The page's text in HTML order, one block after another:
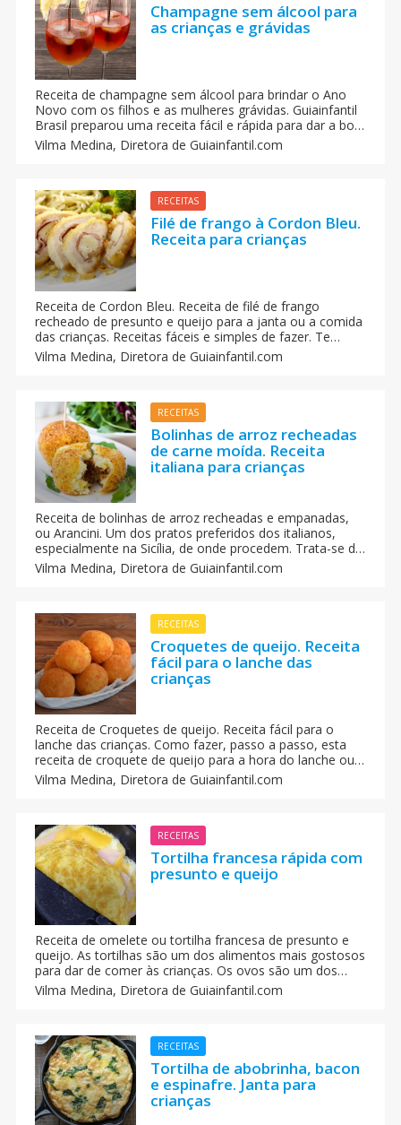
Champagne sem álcool para
as crianças e grávidas
Receita de champagne sem álcool para brindar o Ano
Novo com os filhos e as mulheres grávidas. Guiainfantil
Brasil preparou uma receita fácil e rápida para dar a boa
vinda ao Ano Novo em família. Uma receita fácil e rápida
de preparar, e com a qual se poderá brindar com as
Vilma Medina, Diretora de Guiainfantil.com
RECEITAS
Filé de frango à Cordon Bleu.
Receita para crianças
Receita de Cordon Bleu. Receita de filé de frango
recheado de presunto e queijo para a janta ou a comida
das crianças. Receitas fáceis e simples de fazer. Te
ensinamos a fazê-la, passo a passo.
Vilma Medina, Diretora de Guiainfantil.com
RECEITAS
Bolinhas de arroz recheadas
de carne moída. Receita
italiana para crianças
Receita de bolinhas de arroz recheadas e empanadas,
ou Arancini. Um dos pratos preferidos dos italianos,
especialmente na Sicília, de onde procedem. Trata-se de
uma receita muito versátil, já que permite todo o tipo de
recheios: carnes, presunto, queijos, bacon.
Vilma Medina, Diretora de Guiainfantil.com
RECEITAS
Croquetes de queijo. Receita
fácil para o lanche das
crianças
Receita de Croquetes de queijo. Receita fácil para o
lanche das crianças. Como fazer, passo a passo, esta
receita de croquete de queijo para a hora do lanche ou
para a festa de aniversário das crianças.
Vilma Medina, Diretora de Guiainfantil.com
RECEITAS
Tortilha francesa rápida com
presunto e queijo
Receita de omelete ou tortilha francesa de presunto e
queijo. As tortilhas são um dos alimentos mais gostosos
para dar de comer às crianças. Os ovos são um dos
ingredientes que mais variantes oferece, e quase todas
as crianças adoram. Aprenda a fazer essa tortilha
Vilma Medina, Diretora de Guiainfantil.com
RECEITAS
Tortilha de abobrinha, bacon
e espinafre. Janta para
crianças